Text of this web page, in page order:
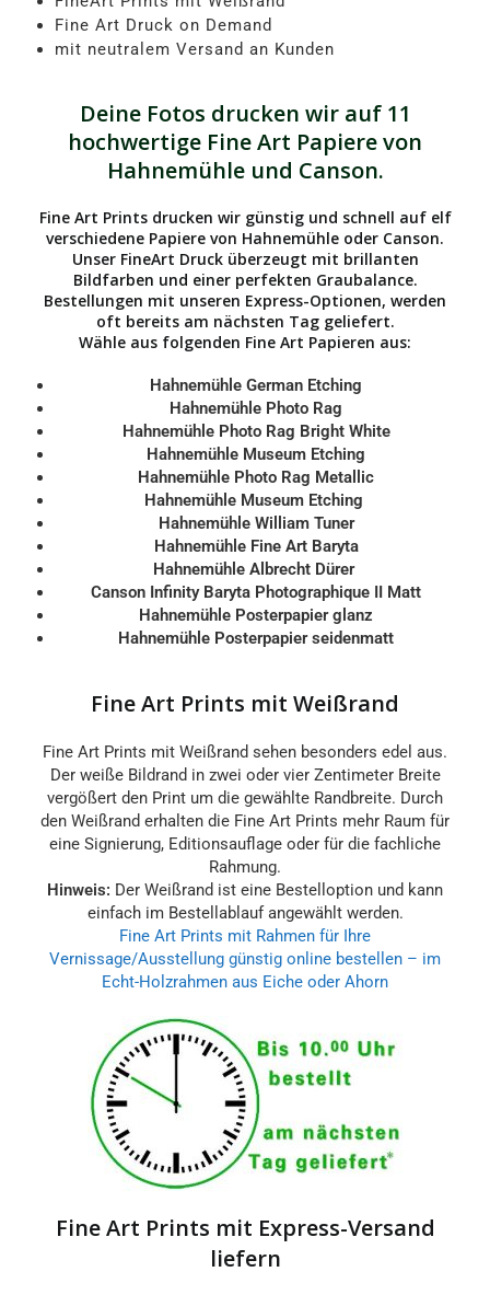
Fine Art Druck on Demand
mit neutralem Versand an Kunden
Deine Fotos drucken wir auf 11
hochwertige Fine Art Papiere von
Hahnemühle und Canson.
Fine Art Prints drucken wir günstig und schnell auf elf
verschiedene Papiere von Hahnemühle oder Canson.
Unser FineArt Druck überzeugt mit brillanten
Bildfarben und einer perfekten Graubalance.
Bestellungen mit unseren Express-Optionen, werden
oft bereits am nächsten Tag geliefert.
Wähle aus folgenden Fine Art Papieren aus:
Hahnemühle German Etching
Hahnemühle Photo Rag
Hahnemühle Photo Rag Bright White
Hahnemühle Museum Etching
Hahnemühle Photo Rag Metallic
Hahnemühle Museum Etching
Hahnemühle William Tuner
Hahnemühle Fine Art Baryta
Hahnemühle Albrecht Dürer
Canson Infinity Baryta Photographique II Matt
Hahnemühle Posterpapier glanz
Hahnemühle Posterpapier seidenmatt
Fine Art Prints mit Weißrand
Fine Art Prints mit Weißrand sehen besonders edel aus.
Der weiße Bildrand in zwei oder vier Zentimeter Breite
vergößert den Print um die gewählte Randbreite. Durch
den Weißrand erhalten die Fine Art Prints mehr Raum für
eine Signierung, Editionsauflage oder für die fachliche
Rahmung.
Hinweis: Der Weißrand ist eine Bestelloption und kann
einfach im Bestellablauf angewählt werden.
Fine Art Prints mit Rahmen für Ihre
Vernissage/Ausstellung günstig online bestellen – im
Echt-Holzrahmen aus Eiche oder Ahorn
Fine Art Prints mit Express-Versand
liefern